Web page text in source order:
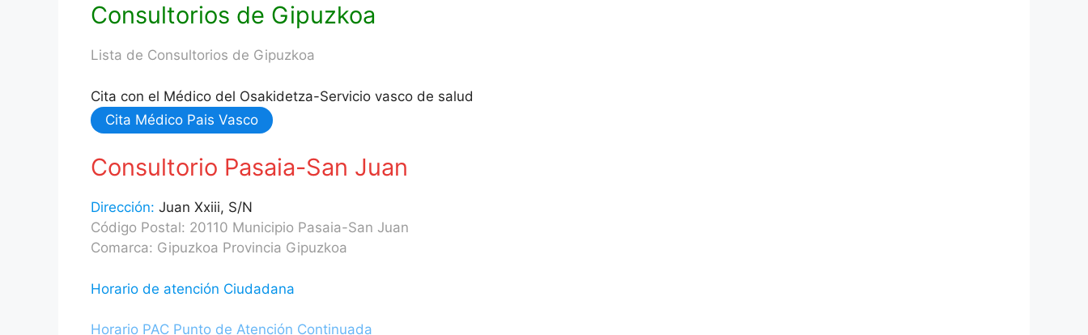
Consultorios de Gipuzkoa
Lista de Consultorios de Gipuzkoa
Cita con el Médico del Osakidetza-Servicio vasco de salud
Cita Médico Pais Vasco
Consultorio Pasaia-San Juan
Dirección: Juan Xxiii, S/N
Código Postal: 20110 Municipio Pasaia-San Juan
Comarca: Gipuzkoa Provincia Gipuzkoa
Horario de atención Ciudadana
Horario PAC Punto de Atención Continuada